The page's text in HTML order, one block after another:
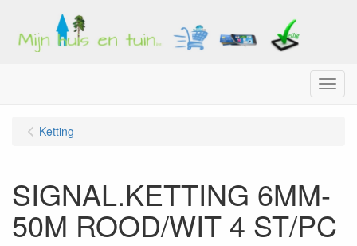
Menu
Ketting
SIGNAL.KETTING 6MM-
50M ROOD/WIT 4 ST/PC